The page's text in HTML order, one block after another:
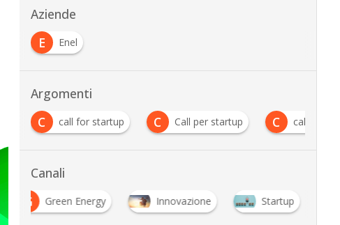
Aziende
E
Enel
Argomenti
C call for startup C Call per startup C call
Canali
G
Green Energy Innovazione Startup